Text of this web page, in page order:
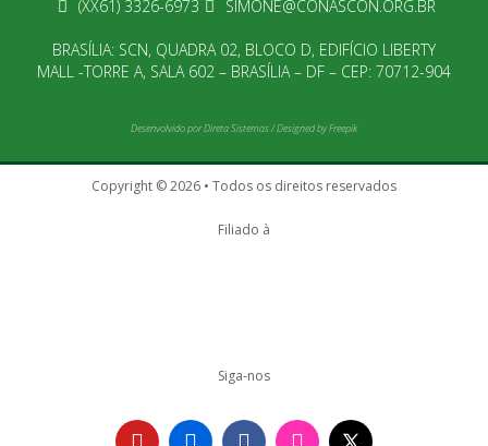
(XX61) 3326-6973 SIMONE@CONASCON.ORG.BR
BRASÍLIA: SCN, QUADRA 02, BLOCO D, EDIFÍCIO LIBERTY
MALL -TORRE A, SALA 602 – BRASÍLIA – DF – CEP: 70712-904
Desenvolvido porDireta Sistemas/Designed by Freepik
Copyright © 2026 • Todos os direitos reservados
Filiado à
Siga-nos